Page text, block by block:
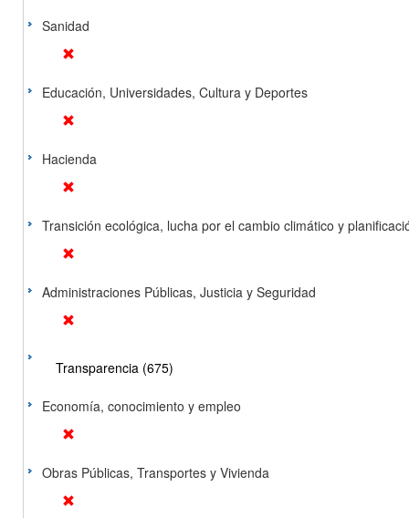
Sanidad
Educación, Universidades, Cultura y Deportes
Hacienda
Transición ecológica, lucha por el cambio climático y
Administraciones Públicas, Justicia y Seguridad
Transparencia (675)
Economía, conocimiento y empleo
Obras Públicas, Transportes y Vivienda